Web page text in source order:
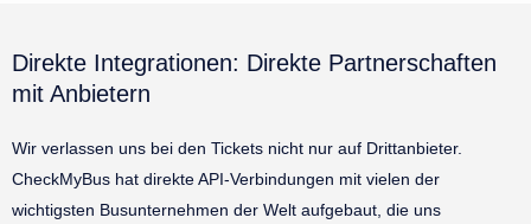
Direkte Integrationen: Direkte Partnerschaften
mit Anbietern
Wir verlassen uns bei den Tickets nicht nur auf Drittanbieter.
CheckMyBus hat direkte API-Verbindungen mit vielen der
wichtigsten Busunternehmen der Welt aufgebaut, die uns